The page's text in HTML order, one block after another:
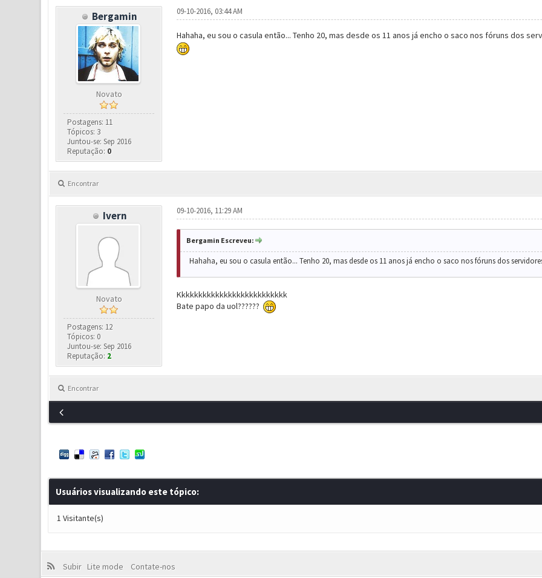
Bergamin
Novato
Postagens: 11
Tópicos: 3
Juntou-se: Sep 2016
Reputação: 0
09-10-2016, 03:44 AM
Hahaha, eu sou o casula então... Tenho 20, mas desde os 11 anos já encho o saco nos fóruns dos
Encontrar
Ivern
Novato
Postagens: 12
Tópicos: 0
Juntou-se: Sep 2016
Reputação: 2
09-10-2016, 11:29 AM
Bergamin Escreveu:
Hahaha, eu sou o casula então... Tenho 20, mas desde os 11 anos já encho o saco nos fóruns dos
Kkkkkkkkkkkkkkkkkkkkkkkkkk
Bate papo da uol??????
Encontrar
Usuários visualizando este tópico:
1 Visitante(s)
Subir Lite mode Contate-nos